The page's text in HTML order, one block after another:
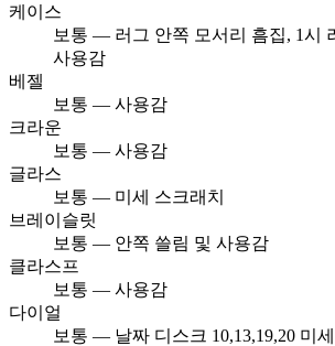
케이스
보통 — 러그 안쪽 모서리 흠집, 1시
사용감
베젤
보통 — 사용감
크라운
보통 — 사용감
글라스
보통 — 미세 스크래치
브레이슬릿
보통 — 안쪽 쓸림 및 사용감
클라스프
보통 — 사용감
다이얼
보통 — 날짜 디스크 10,13,19,20 미